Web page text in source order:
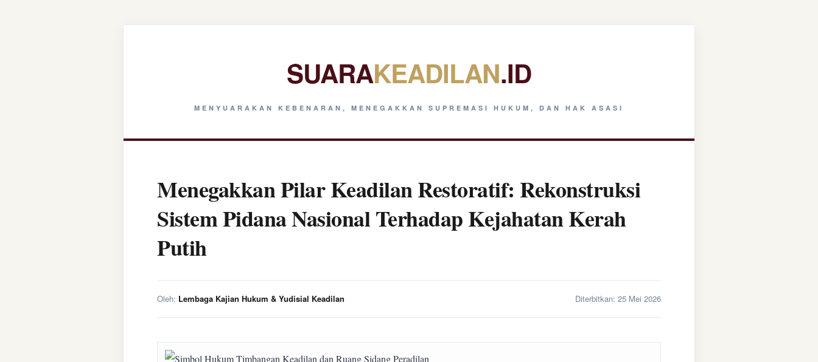
SUARAKEADILAN.ID
MENYUARAKAN KEBENARAN, MENEGAKKAN SUPREMASI HUKUM, DAN HAK ASASI
Menegakkan Pilar Keadilan Restoratif: Rekonstruksi
Sistem Pidana Nasional Terhadap Kejahatan Kerah
Putih
Oleh: Lembaga Kajian Hukum & Yudisial Keadilan Diterbitkan: 25 Mei 2026